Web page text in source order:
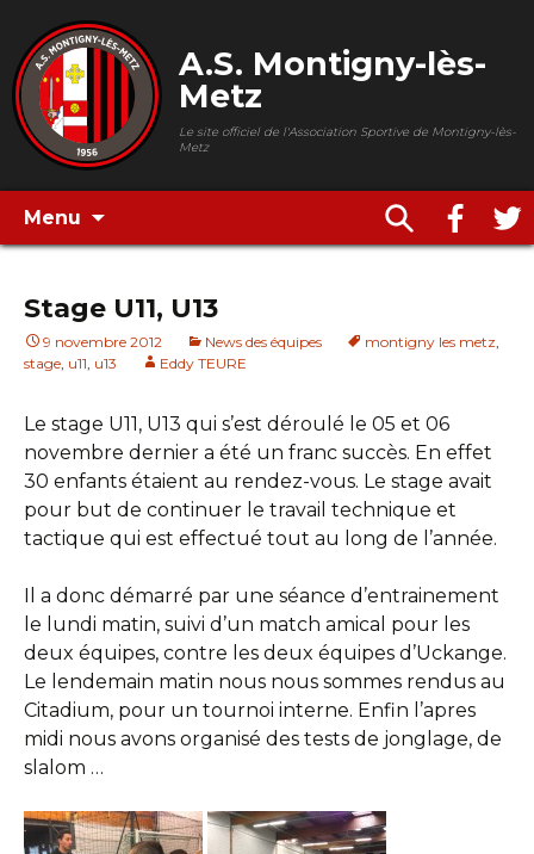
A.S. Montigny-lès-
Metz
Le site officiel de l'Association Sportive de Montigny-lès-
Metz
Menu
Stage U11, U13
9 novembre 2012 News des équipes montigny les metz,
stage, u11, u13 Eddy TEURE
Le stage U11, U13 qui s’est déroulé le 05 et 06
novembre dernier a été un franc succès. En effet
30 enfants étaient au rendez-vous. Le stage avait
pour but de continuer le travail technique et
tactique qui est effectué tout au long de l’année.
Il a donc démarré par une séance d’entrainement
le lundi matin, suivi d’un match amical pour les
deux équipes, contre les deux équipes d’Uckange.
Le lendemain matin nous nous sommes rendus au
Citadium, pour un tournoi interne. Enfin l’apres
midi nous avons organisé des tests de jonglage, de
slalom …